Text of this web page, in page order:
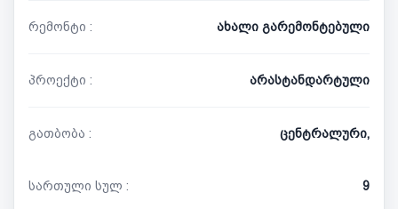
რემონტი : ახალი გარემონტებული
პროექტი : არასტანდარტული
გათბობა : ცენტრალური,
სართული სულ : 9